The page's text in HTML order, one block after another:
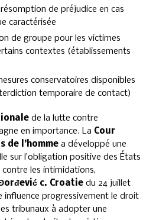
de préjudice en cas
caractérisée
de groupe pour les victimes
contextes (établissements
conservatoires disponibles
temporaire de contact)
de la lutte contre
en importance. La Cour
de l’homme a développé une
sur l’obligation positive des États
les intimidations,
c. Croatie du 24 juillet
influence progressivement le droit
tribunaux à adopter une